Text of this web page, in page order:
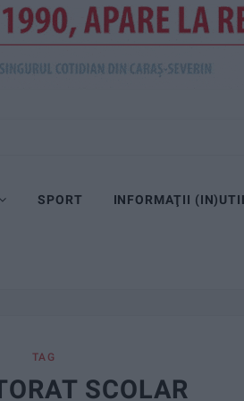
SPORT INFORMAŢII
TAG
SCOLAR